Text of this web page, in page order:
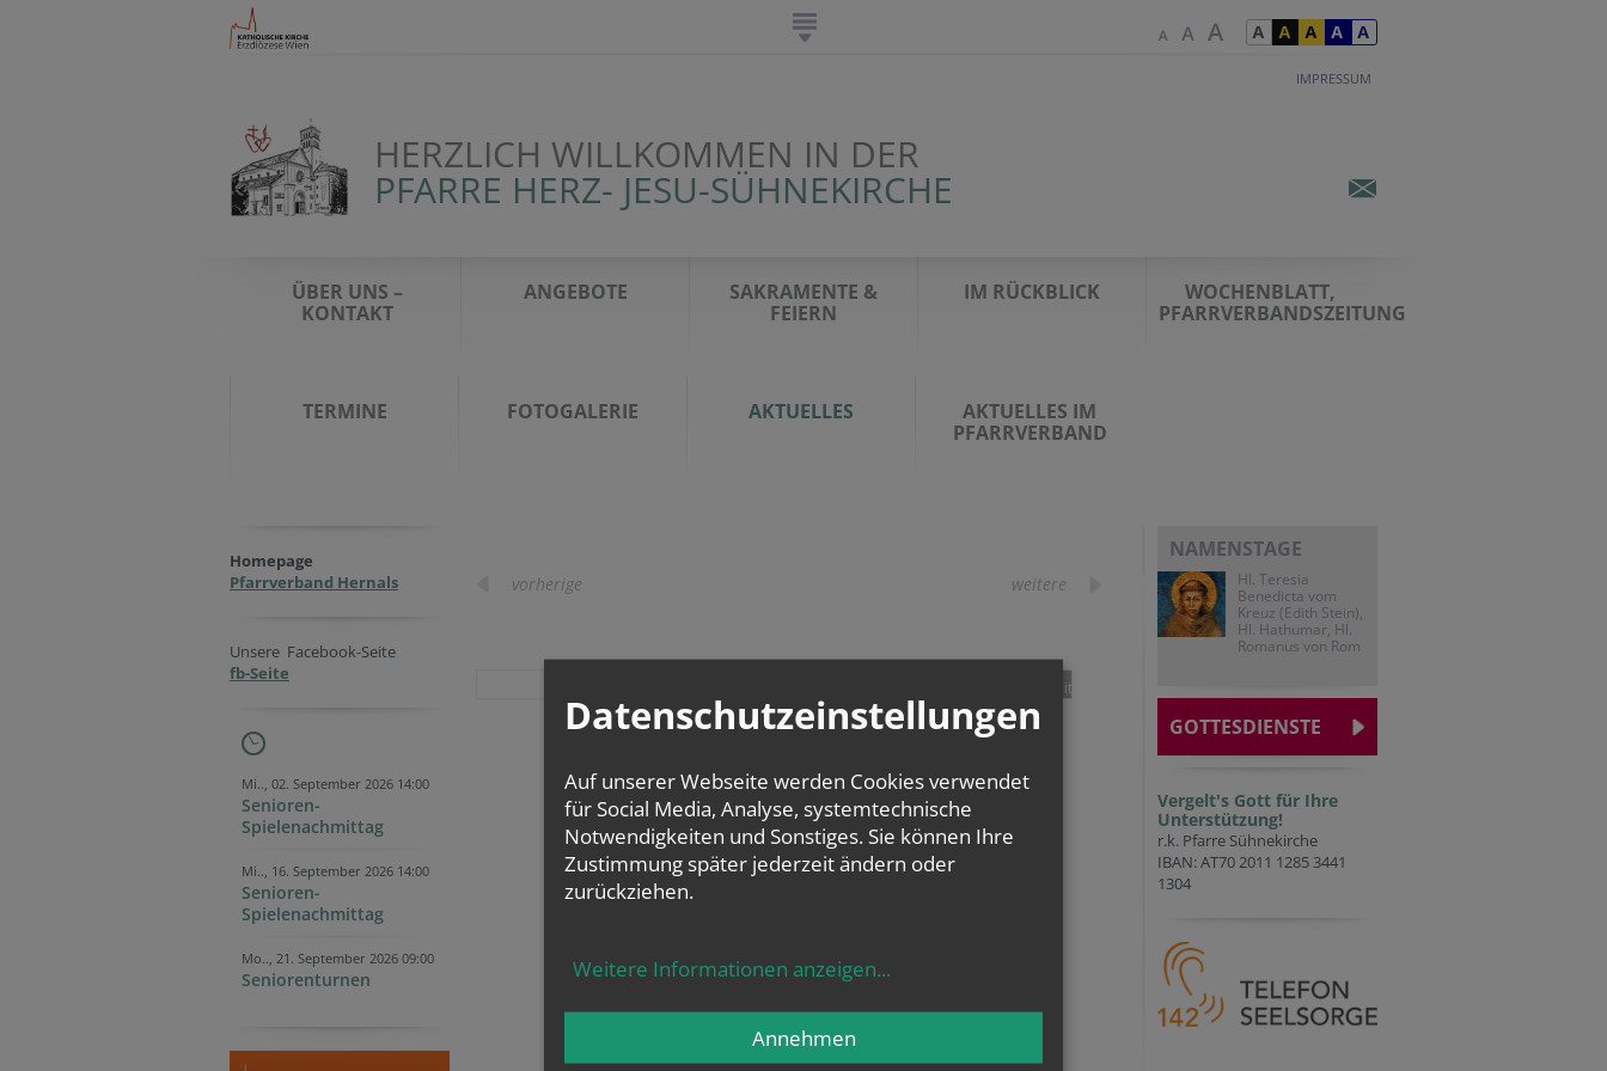
IMPRESSUM
HERZLICH WILLKOMMEN IN DER
PFARRE HERZ- JESU-SÜHNEKIRCHE
ÜBER UNS –
KONTAKT
ANGEBOTE
SAKRAMENTE &
FEIERN
IM RÜCKBLICK
WOCHENBLATT,
PFARRVERBANDSZEITUNG
TERMINE FOTOGALERIE AKTUELLES
AKTUELLES IM
PFARRVERBAND
Homepage
Pfarrverband Hernals
Unsere Facebook-Seite
fb-Seite
Mi.., 02. September 2026 14:00
Senioren-
Spielenachmittag
Mi.., 16. September 2026 14:00
Senioren-
Spielenachmittag
Mo.., 21. September 2026 09:00
Seniorenturnen
vorherige weitere
pin it
NAMENSTAGE
Hl. Teresia
Benedicta vom
Kreuz (Edith Stein),
Hl. Hathumar, Hl.
Romanus von Rom
GOTTESDIENSTE
Vergelt's Gott für Ihre
Unterstützung!
r.k. Pfarre Sühnekirche
IBAN: AT70 2011 1285 3441
1304
Datenschutzeinstellungen
Auf unserer Webseite werden Cookies verwendet
für Social Media, Analyse, systemtechnische
Notwendigkeiten und Sonstiges. Sie können Ihre
Zustimmung später jederzeit ändern oder
zurückziehen.
Weitere Informationen anzeigen...
Annehmen